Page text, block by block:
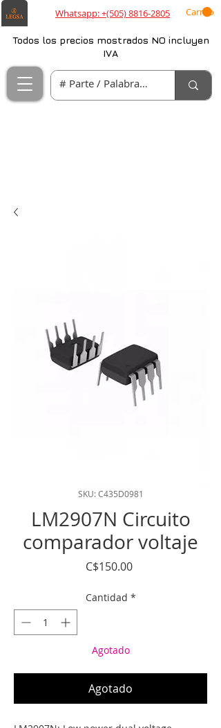
Whatsapp: +(505) 8816-2805 Carrito
Todos los precios mostrados NO incluyen
IVA
SKU: C435D0981
LM2907N Circuito
comparador voltaje
C$150.00Precio
Cantidad *
Agotado
Agotado